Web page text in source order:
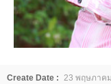
Create Date :
23 พฤษภาค